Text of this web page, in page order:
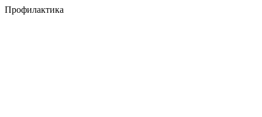
Профилактика